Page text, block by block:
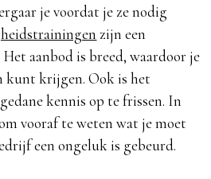
je voordat je ze nodig
zijn een
aanbod is breed, waardoor je
kunt krijgen. Ook is het
kennis op te frissen. In
vooraf te weten wat je moet
een ongeluk is gebeurd.